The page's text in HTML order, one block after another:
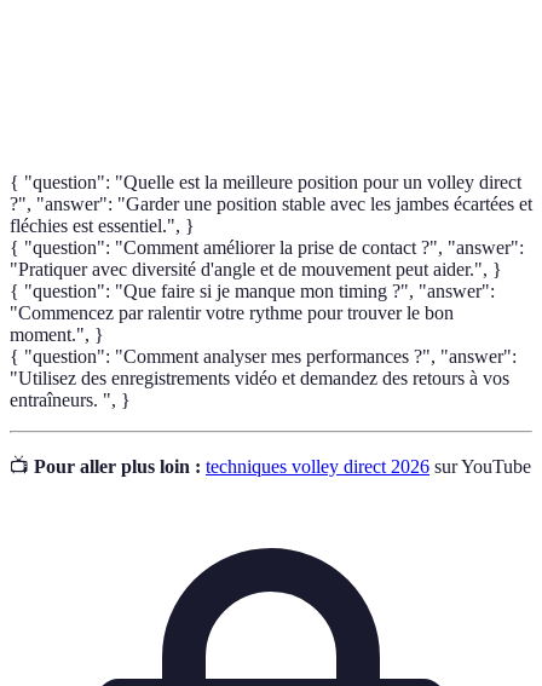
{ "question": "Quelle est la meilleure position pour un volley direct
?", "answer": "Garder une position stable avec les jambes écartées et
fléchies est essentiel.", }
{ "question": "Comment améliorer la prise de contact ?", "answer":
"Pratiquer avec diversité d'angle et de mouvement peut aider.", }
{ "question": "Que faire si je manque mon timing ?", "answer":
"Commencez par ralentir votre rythme pour trouver le bon
moment.", }
{ "question": "Comment analyser mes performances ?", "answer":
"Utilisez des enregistrements vidéo et demandez des retours à vos
entraîneurs. ", }
📺 Pour aller plus loin : techniques volley direct 2026 sur YouTube